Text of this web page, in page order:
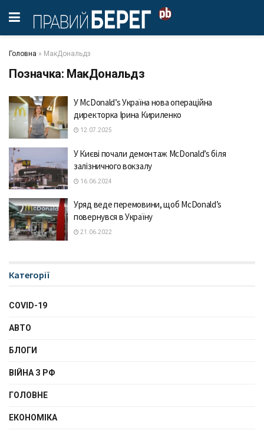
Головна » МакДональдз
Позначка: МакДональдз
У McDonald’s Україна нова операційна
директорка Ірина Кириленко
12.07.2025
У Києві почали демонтаж McDonald’s біля
залізничного вокзалу
16.06.2024
Уряд веде перемовини, щоб McDonald’s
повернувся в Україну
21.06.2022
Категорії
COVID-19
АВТО
БЛОГИ
ВІЙНА З РФ
ГОЛОВНЕ
ЕКОНОМІКА